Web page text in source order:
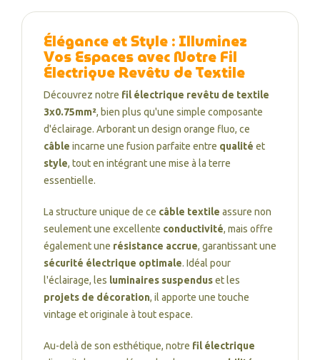
Élégance et Style : Illuminez
Vos Espaces avec Notre Fil
Électrique Revêtu de Textile
Découvrez notre fil électrique revêtu de textile
3x0.75mm², bien plus qu'une simple composante
d'éclairage. Arborant un design orange fluo, ce
câble incarne une fusion parfaite entre qualité et
style, tout en intégrant une mise à la terre
essentielle.
La structure unique de ce câble textile assure non
seulement une excellente conductivité, mais offre
également une résistance accrue, garantissant une
sécurité électrique optimale. Idéal pour
l'éclairage, les luminaires suspenduset les
projets de décoration, il apporte une touche
vintage et originale à tout espace.
Au-delà de son esthétique, notre fil électrique